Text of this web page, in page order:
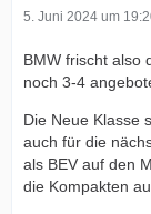
5. Juni 2024 um
BMW frischt also
noch 3-4
Die Neue Klasse
auch für die
als BEV auf den
die Kompakten